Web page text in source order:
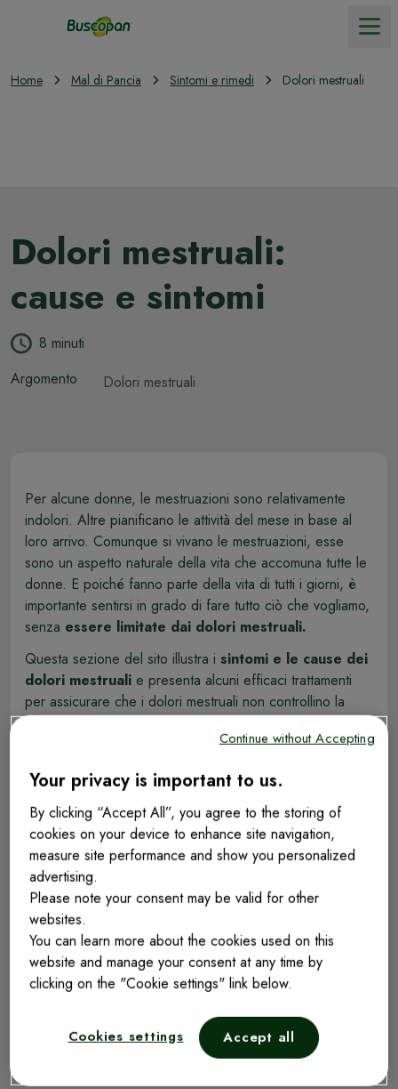
Prodotti
Home Mal di Pancia Sintomi e rimedi Dolori mestruali
Dolori mestruali:
cause e sintomi
8 minuti
Argomento
Dolori mestruali
Per alcune donne, le mestruazioni sono relativamente
indolori. Altre pianificano le attività del mese in base al
loro arrivo. Comunque si vivano le mestruazioni, esse
sono un aspetto naturale della vita che accomuna tutte le
donne. E poiché fanno parte della vita di tutti i giorni, è
importante sentirsi in grado di fare tutto ciò che vogliamo,
senza essere limitate dai dolori mestruali.
Questa sezione del sito illustra i sintomi e le cause dei
dolori mestruali e presenta alcuni efficaci trattamenti
per assicurare che i dolori mestruali non controllino la
nostra vita.
Sintomi
Ogni donna vive le mestruazioni in maniera del tutto
personale. Tipicamente, i dolori mestruali si concentrano
nell' addome inferiore. Alcune donne sentono dolore anche
nella parte inferiore della schiena (il cosiddetto "mal di reni"). I
dolori mestruali sono spesso accompagnati da mal di testa,
affaticamento, gonfiore, irritabilitàemaggiore
sensibilità al dolore.
Cause
Your privacy is important to us.
By clicking “Accept All”, you agree to the storing of
cookies on your device to enhance site navigation,
measure site performance and show you personalized
advertising.
Please note your consent may be valid for other
websites.
You can learn more about the cookies used on this
website and manage your consent at any time by
clicking on the "Cookie settings" link below.
Cookies settings Accept all
Continue without Accepting